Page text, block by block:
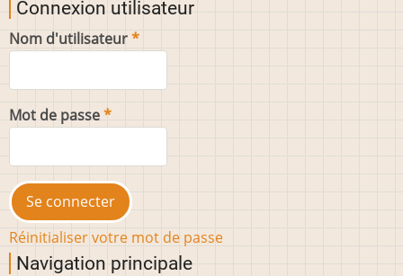
Connexion utilisateur
Nom d'utilisateur
Mot de passe
Réinitialiser votre mot de passe
Navigation principale